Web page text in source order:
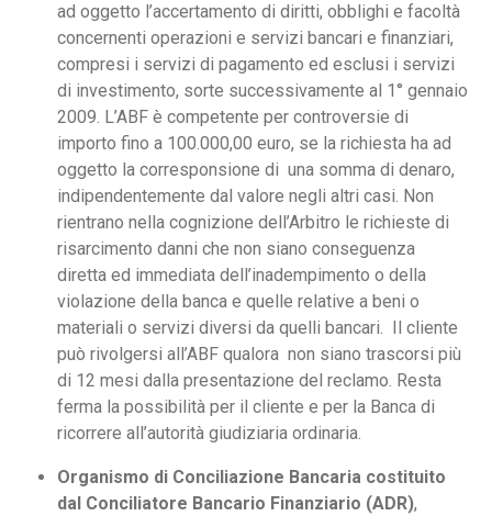
ad oggetto l’accertamento di diritti, obblighi e facoltà
concernenti operazioni e servizi bancari e finanziari,
compresi i servizi di pagamento ed esclusi i servizi
di investimento, sorte successivamente al 1° gennaio
2009. L’ABF è competente per controversie di
importo fino a 100.000,00 euro, se la richiesta ha ad
oggetto la corresponsione di una somma di denaro,
indipendentemente dal valore negli altri casi. Non
rientrano nella cognizione dell’Arbitro le richieste di
risarcimento danni che non siano conseguenza
diretta ed immediata dell’inadempimento o della
violazione della banca e quelle relative a beni o
materiali o servizi diversi da quelli bancari. Il cliente
può rivolgersi all’ABF qualora non siano trascorsi più
di 12 mesi dalla presentazione del reclamo. Resta
ferma la possibilità per il cliente e per la Banca di
ricorrere all’autorità giudiziaria ordinaria.
Organismo di Conciliazione Bancaria costituito
dal Conciliatore Bancario Finanziario (ADR),